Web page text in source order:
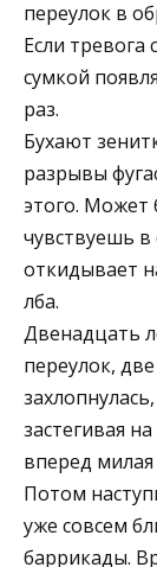
переулок в
Если тревога
сумкой
раз.
Бухают
разрывы
этого. Может
чувствуешь в
откидывает
лба.
Двенадцать
переулок,
застегивая
вперед
Потом
уже совсем
баррикады.